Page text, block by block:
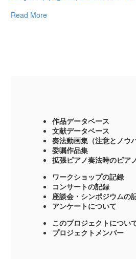
Read More
作品データベース
文献データベース
奏法動画集（注意とノウ
委嘱作品集
拡張ピアノ奏法時のピア
ワークショップの記録
コンサートの記録
座談会・シンポジウムの
アンケートについて
このプロジェクトについ
プロジェクトメンバー